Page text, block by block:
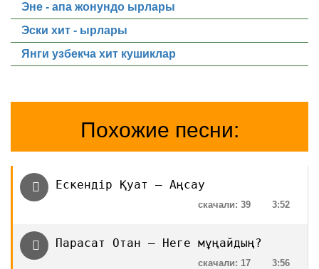
Эне - апа жонундо ырлары
Эски хит - ырлары
Янги узбекча хит кушиклар
Похожие песни:
Ескендір Қуат — Аңсау
3:52
скачали: 39
Парасат Отан — Неге мұңайдың?
3:56
скачали: 17